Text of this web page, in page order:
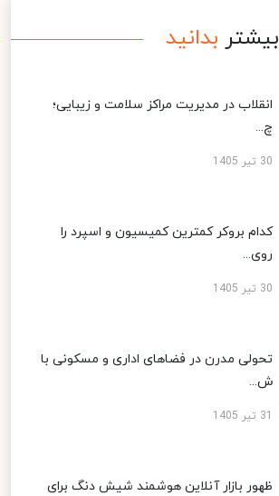
بیشتر بدانید
انقلاب در مدیریت مراکز سلامت و زیبایی؛
چ...
30 تیر 1405
کدام بروکر کمترین کمیسیون و اسپرد را
روی...
30 تیر 1405
تحولی مدرن در فضاهای اداری و مسکونی با
ش...
ظهور بازار آنلاین هوشمند شیش دنگ برای